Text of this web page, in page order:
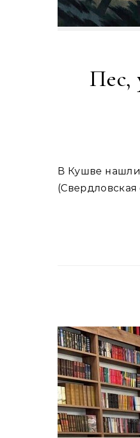
Пес,
В Кушве нашли собаку, которая неделю назад была унесена смерчем вместе с будкой В Кушве